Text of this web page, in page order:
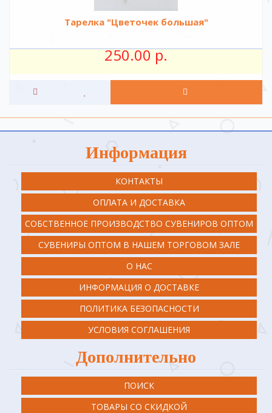
Тарелка "Цветочек большая"
250.00 р.
Информация
КОНТАКТЫ
ОПЛАТА И ДОСТАВКА
СОБСТВЕННОЕ ПРОИЗВОДСТВО СУВЕНИРОВ ОПТОМ
СУВЕНИРЫ ОПТОМ В НАШЕМ ТОРГОВОМ ЗАЛЕ
О НАС
ИНФОРМАЦИЯ О ДОСТАВКЕ
ПОЛИТИКА БЕЗОПАСНОСТИ
УСЛОВИЯ СОГЛАШЕНИЯ
Дополнительно
ПОИСК
ТОВАРЫ СО СКИДКОЙ